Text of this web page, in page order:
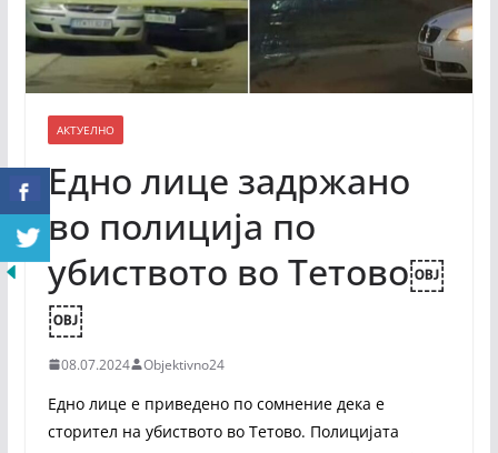
АКТУЕЛНО
Едно лице задржано
во полиција по
убиството во Тетово￼
￼
08.07.2024 Objektivno24
Едно лице е приведено по сомнение дека е
сторител на убиството во Тетово. Полицијата